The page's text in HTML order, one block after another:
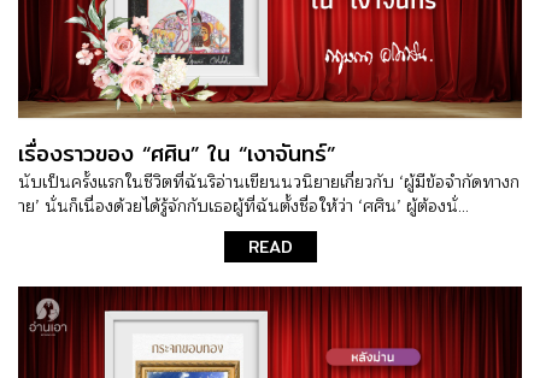
เรื่องราวของ “ศศิน” ใน “เงาจันทร์”
นับเป็นครั้งแรกในชีวิตที่ฉันริอ่านเขียนนวนิยายเกี่ยวกับ ‘ผู้มีข้อจำกัดทางก
าย’ นั่นก็เนื่องด้วยได้รู้จักกับเธอผู้ที่ฉันตั้งชื่อให้ว่า ‘ศศิน’ ผู้ต้องนั่...
READ